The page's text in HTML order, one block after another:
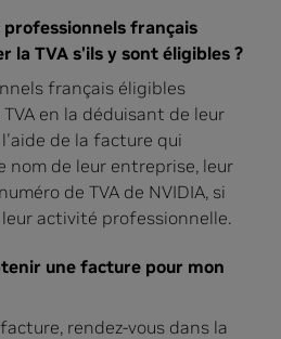
français
la TVA s'ils y sont éligibles ?
français éligibles
en la déduisant de leur
de la facture qui
nom de leur entreprise, leur
de TVA de NVIDIA, si
activité professionnelle.
une facture pour mon
rendez-vous dans la